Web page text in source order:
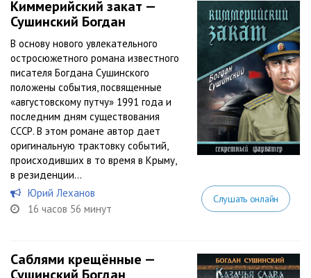
Киммерийский закат —
Сушинский Богдан
В основу нового увлекательного
остросюжетного романа известного
писателя Богдана Сушинского
положены события, посвященные
«августовскому путчу» 1991 года и
последним дням существования
СССР. В этом романе автор дает
оригинальную трактовку событий,
происходивших в то время в Крыму,
в резиденции...
Юрий Леханов
16 часов 56 минут
Слушать онлайн
Саблями крещённые —